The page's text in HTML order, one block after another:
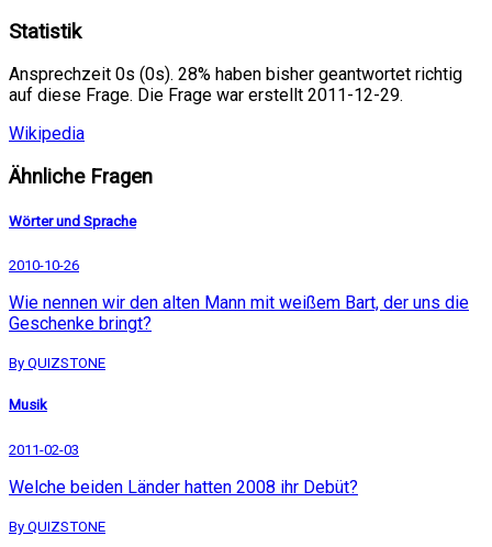
Statistik
Ansprechzeit 0s (0s). 28% haben bisher geantwortet richtig
auf diese Frage. Die Frage war erstellt 2011-12-29.
Wikipedia
Ähnliche Fragen
Wörter und Sprache
2010-10-26
Wie nennen wir den alten Mann mit weißem Bart, der uns die
Geschenke bringt?
By QUIZSTONE
Musik
2011-02-03
Welche beiden Länder hatten 2008 ihr Debüt?
By QUIZSTONE